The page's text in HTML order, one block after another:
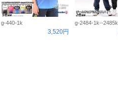
g-440-1k
3,520円
g-2484-1k--2485k